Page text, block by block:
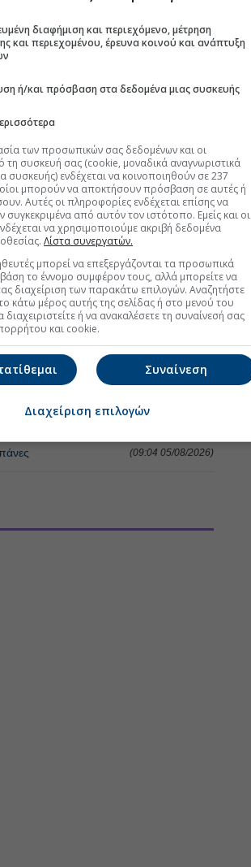
πυρκαγιές -Τι είναι το Hellenic Fire
(12:04 05/08/2026)
μνήμης (09:51 05/08/2026)
(09:04 05/08/2026)
διαφήμιση και περιεχόμενο, μέτρηση
και περιεχομένου, έρευνα κοινού και ανάπτυξη
ή/και πρόσβαση στα δεδομένα μιας συσκευής
των προσωπικών σας δεδομένων και οι
συσκευή σας (cookie, μοναδικά αναγνωριστικά
συσκευής) ενδέχεται να κοινοποιηθούν σε 237
μπορούν να αποκτήσουν πρόσβαση σε αυτές ή
Αυτές οι πληροφορίες ενδέχεται επίσης να
από αυτόν τον ιστότοπο. Εμείς και οι
να χρησιμοποιούμε ακριβή δεδομένα
Λίστα συνεργατών.
μπορεί να επεξεργάζονται τα προσωπικά
το έννομο συμφέρον τους, αλλά μπορείτε να
διαχείριση των παρακάτω επιλογών. Αναζητήστε
κάτω μέρος αυτής της σελίδας ή στο μενού του
διαχειριστείτε ή να ανακαλέσετε τη συναίνεσή σας
και cookie.
Συναίνεση
Διαχείριση επιλογών